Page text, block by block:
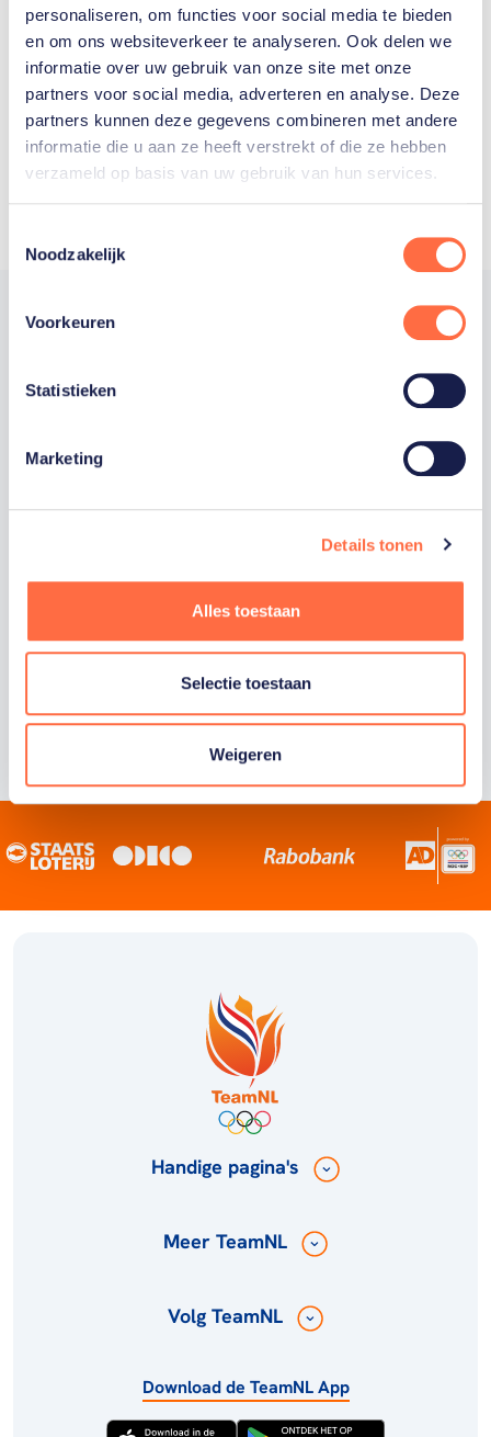
personaliseren, om functies voor social media te bieden
en om ons websiteverkeer te analyseren. Ook delen we
informatie over uw gebruik van onze site met onze
partners voor social media, adverteren en analyse. Deze
partners kunnen deze gegevens combineren met andere
informatie die u aan ze heeft verstrekt of die ze hebben
verzameld op basis van uw gebruik van hun services.
Noodzakelijk
Voorkeuren
Statistieken
Marketing
Details tonen
Alles toestaan
Selectie toestaan
Weigeren
Welke Nederlanders hebben er
ooit meegedaan aan de
Olympische Spelen?
Trotse hoofdsponsor
Staatsloterij is trotse hoofdsponsor van
sportiefste land van de wereld maken.
Handige pagina's
Meer TeamNL
Volg TeamNL
Download de TeamNL App